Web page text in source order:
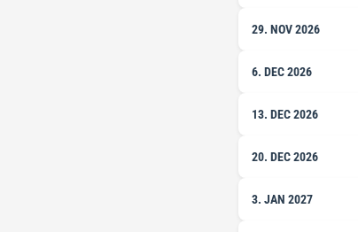
29. NOV 2026
6. DEC 2026
13. DEC 2026
20. DEC 2026
3. JAN 2027